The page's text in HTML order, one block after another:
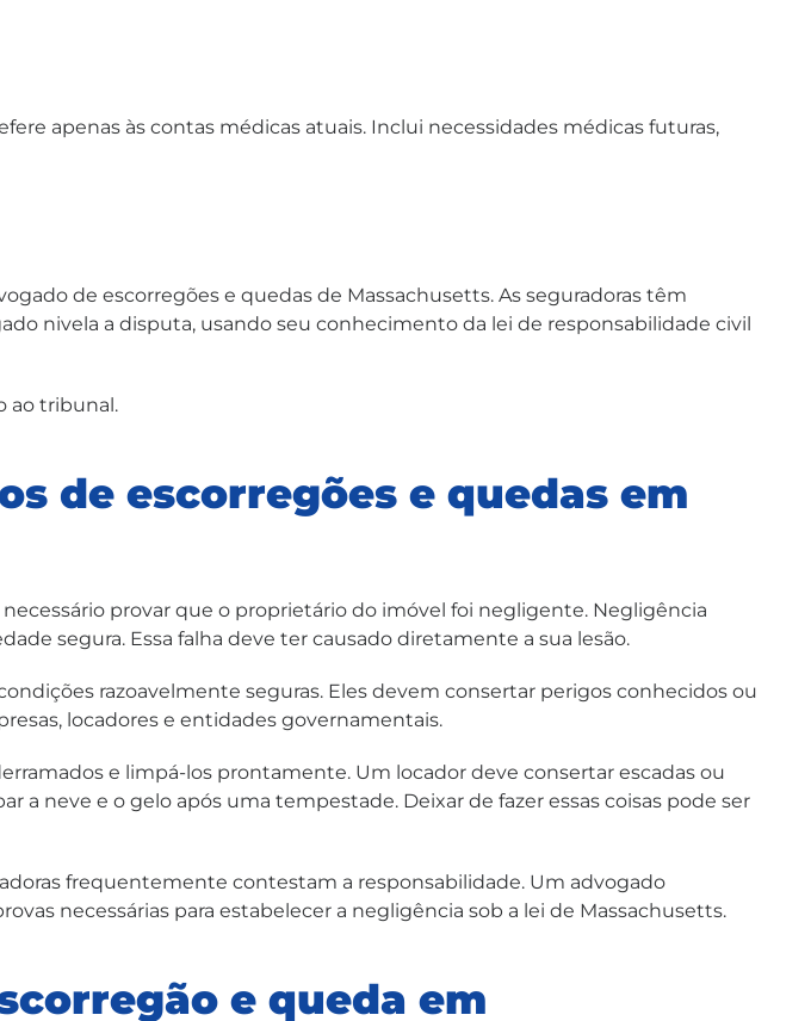
apenas às contas médicas atuais. Inclui necessidades médicas futuras,
de escorregões e quedas de Massachusetts. As seguradoras têm
nivela a disputa, usando seu conhecimento da lei de responsabilidade civil
ao tribunal.
de escorregões e quedas em
provar que o proprietário do imóvel foi negligente. Negligência
segura. Essa falha deve ter causado diretamente a sua lesão.
razoavelmente seguras. Eles devem consertar perigos conhecidos ou
locadores e entidades governamentais.
e limpá-los prontamente. Um locador deve consertar escadas ou
a neve e o gelo após uma tempestade. Deixar de fazer essas coisas pode ser
frequentemente contestam a responsabilidade. Um advogado
necessárias para estabelecer a negligência sob a lei de Massachusetts.
e queda em